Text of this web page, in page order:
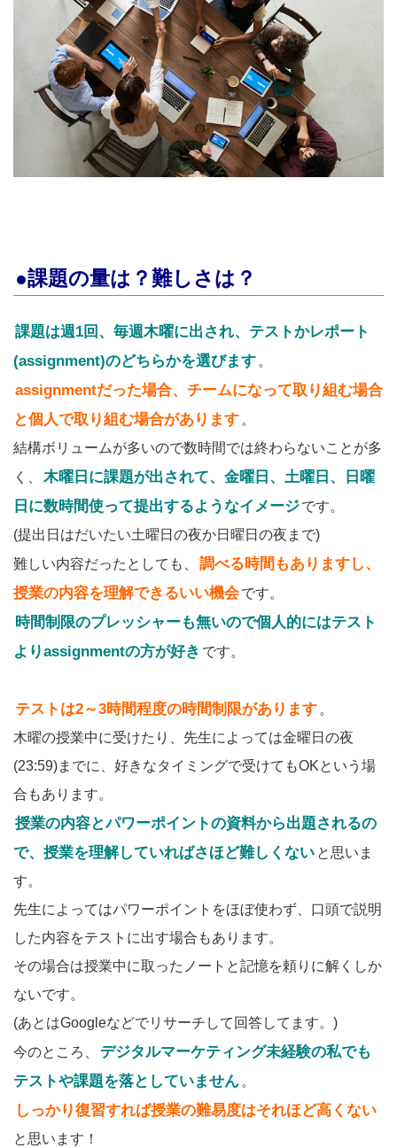
●課題の量は？難しさは？
課題は週1回、毎週木曜に出され、テストかレポート
(assignment)のどちらかを選びます 。
assignmentだった場合、チームになって取り組む場合
と個人で取り組む場合があります 。
結構ボリュームが多いので数時間では終わらないことが多
く、
木曜日に課題が出されて、金曜日、土曜日、日曜
日に数時間使って提出するようなイメージです。
(提出日はだいたい土曜日の夜か日曜日の夜まで)
難しい内容だったとしても、
調べる時間もありますし、
授業の内容を理解できるいい機会です。
時間制限のプレッシャーも無いので個人的にはテスト
よりassignmentの方が好き です。
テストは2～3時間程度の時間制限があります 。
木曜の授業中に受けたり、先生によっては金曜日の夜
(23:59)までに、好きなタイミングで受けてもOKという場
合もあります。
授業の内容とパワーポイントの資料から出題されるの
で、授業を理解していればさほど難しくない と思いま
す。
先生によってはパワーポイントをほぼ使わず、口頭で説明
した内容をテストに出す場合もあります。
その場合は授業中に取ったノートと記憶を頼りに解くしか
ないです。
(あとはGoogleなどでリサーチして回答してます。)
今のところ、
デジタルマーケティング未経験の私でも
テストや課題を落としていません 。
しっかり復習すれば授業の難易度はそれほど高くない
と思います！